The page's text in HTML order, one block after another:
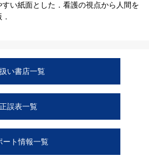
い紙面とした．看護の視点から人間を
い書店一覧
正誤表一覧
ート情報一覧